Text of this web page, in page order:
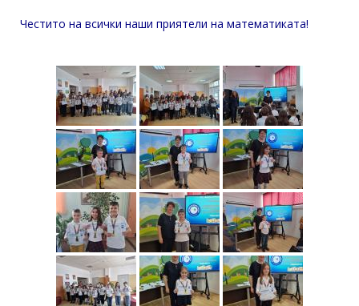
Честито на всички наши приятели на математиката!